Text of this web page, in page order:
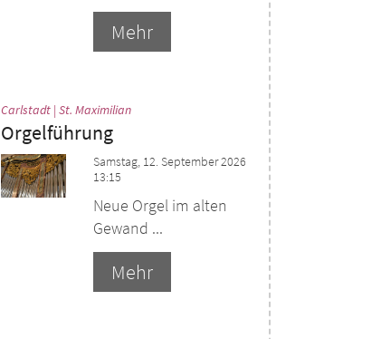
Mehr
Carlstadt | St. Maximilian:
Orgelführung
Samstag, 12. September 2026
13:15
Neue Orgel im alten
Gewand ...
Mehr